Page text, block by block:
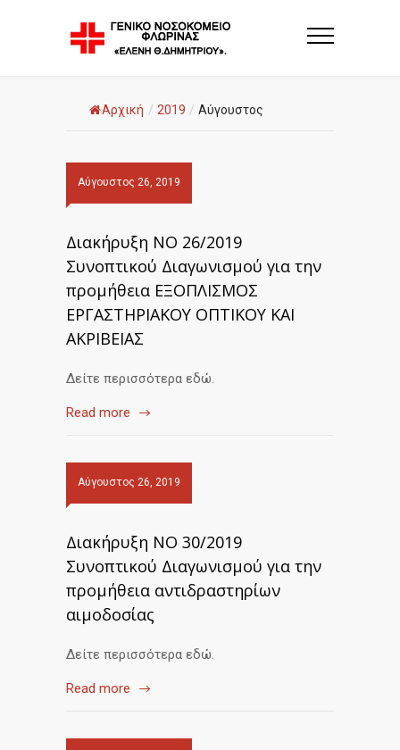
Αρχική / 2019 / Αύγουστος
Αύγουστος 26, 2019
Διακήρυξη ΝΟ 26/2019
Συνοπτικού Διαγωνισμού για την
προμήθεια ΕΞΟΠΛΙΣΜΟΣ
ΕΡΓΑΣΤΗΡΙΑΚΟΥ ΟΠΤΙΚΟΥ ΚΑΙ
ΑΚΡΙΒΕΙΑΣ
Δείτε περισσότερα εδώ.
Read more
Αύγουστος 26, 2019
Διακήρυξη ΝΟ 30/2019
Συνοπτικού Διαγωνισμού για την
προμήθεια αντιδραστηρίων
αιμοδοσίας
Δείτε περισσότερα εδώ.
Read more